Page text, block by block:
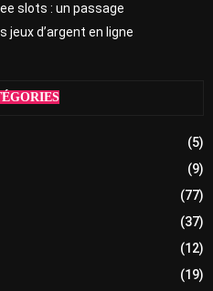
slots : un passage
d’argent en ligne
(5)
(9)
(77)
(37)
(12)
(19)